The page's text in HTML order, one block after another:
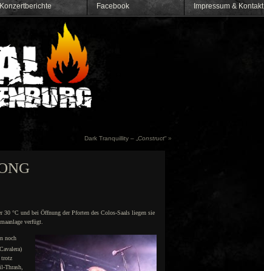
Konzertberichte Facebook Impressum & Kontakt
Dark Tranquillity – „ Construct“ »
30 °C und bei Öffnung der Pforten des Colos-Saals liegen sie
verfügt.
noch
trotz
Thrash,